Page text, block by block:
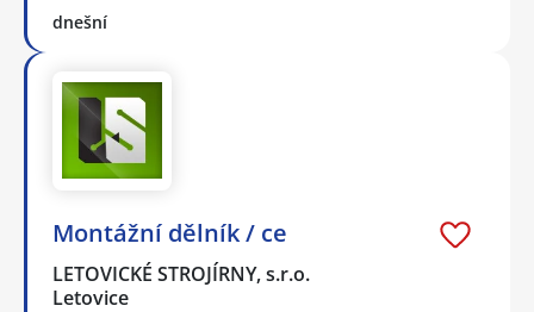
dnešní
Montážní dělník / ce
LETOVICKÉ STROJÍRNY, s.r.o.
Letovice